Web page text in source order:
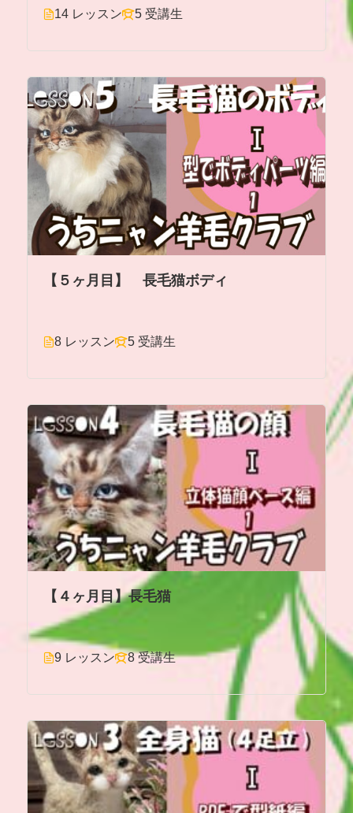
14 レッスン 5 受講生
【５ヶ月目】 長毛猫ボディ
8 レッスン 5 受講生
【４ヶ月目】長毛猫
9 レッスン 8 受講生